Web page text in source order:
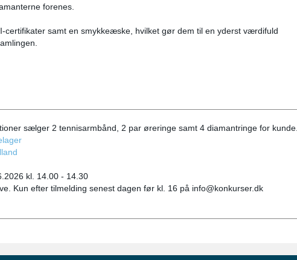
forenes.
certifikater samt en smykkeæske, hvilket gør dem til en yderst værdifuld
sælger 2 tennisarmbånd, 2 par øreringe samt 4 diamantringe for kunde.
kl. 14.00 - 14.30
Kun efter tilmelding senest dagen før kl. 16 på info@konkurser.dk